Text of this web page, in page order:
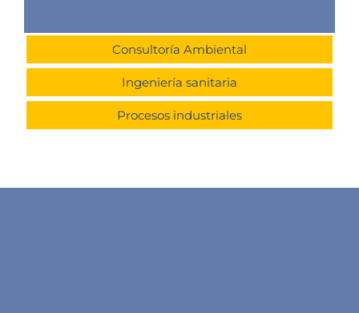
Consultoría Ambiental
Ingeniería sanitaria
Procesos industriales